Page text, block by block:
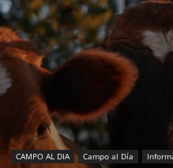
CAMPO AL DIA Campo al Día